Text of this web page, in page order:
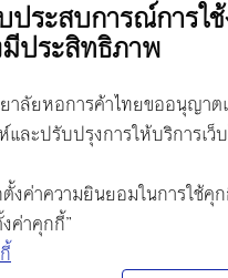
YouTube
Instagram
LineMail
มครองข้อมูลส่วนบุคคล